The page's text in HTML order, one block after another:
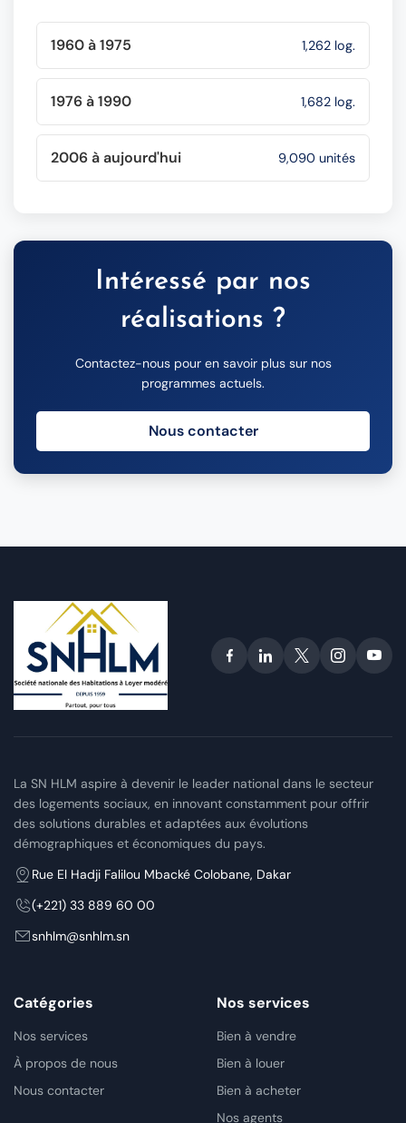
1960 à 1975 1,262 log.
1976 à 1990 1,682 log.
2006 à aujourd'hui 9,090 unités
Intéressé par nos
réalisations ?
Contactez-nous pour en savoir plus sur nos
programmes actuels.
Nous contacter
La SN HLM aspire à devenir le leader national dans le secteur
des logements sociaux, en innovant constamment pour offrir
des solutions durables et adaptées aux évolutions
démographiques et économiques du pays.
Rue El Hadji Falilou Mbacké Colobane, Dakar
(+221) 33 889 60 00
snhlm@snhlm.sn
Catégories
Nos services
À propos de nous
Nous contacter
Nos services
Bien à vendre
Bien à louer
Bien à acheter
Nos agents